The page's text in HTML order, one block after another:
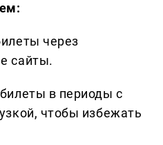
через
сайты.
в периоды с
чтобы избежать